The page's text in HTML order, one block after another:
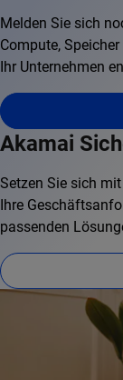
Melden Sie sich
Compute,
Ihr Unternehmen
Akamai
Setzen Sie sich
Ihre
passenden